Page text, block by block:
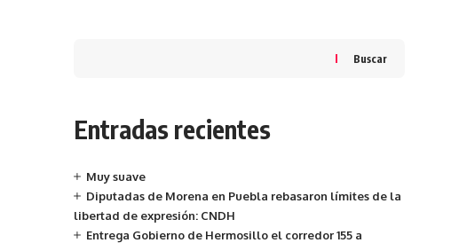
Buscar
Entradas recientes
Muy suave
Diputadas de Morena en Puebla rebasaron límites de la
libertad de expresión: CNDH
Entrega Gobierno de Hermosillo el corredor 155 a